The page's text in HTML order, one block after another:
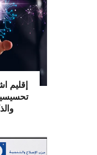
إقليم